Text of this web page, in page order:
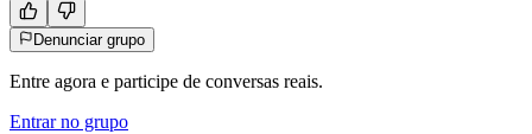
Denunciar grupo
Entre agora e participe de conversas reais.
Entrar no grupo